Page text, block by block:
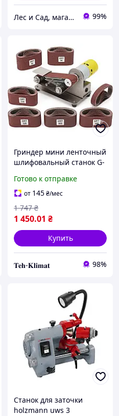
Лес и Сад, магазин инструментов и садово-парковой техники 99%
Гриндер мини ленточный
шлифовальный станок G-
инструмента 10
шлифовочных лент в
подарок)
Готово к отправке
от 145₴/мес
1 450.01 ₴
1 747 ₴
Купить
𝐓𝐞𝐡-𝐊𝐥𝐢𝐦𝐚𝐭 98%
Станок для заточки
holzmann uws 3